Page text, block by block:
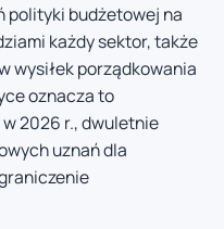
polityki budżetowej na
każdy sektor, także
wysiłek porządkowania
oznacza to
2026 r., dwuletnie
uznań dla